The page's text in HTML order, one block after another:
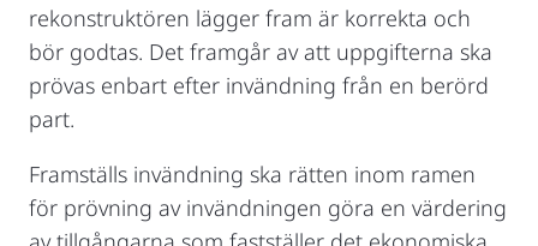
rekonstruktören lägger fram är korrekta och
bör godtas. Det framgår av att uppgifterna ska
prövas enbart efter invändning från en berörd
part.
Framställs invändning ska rätten inom ramen
för prövning av invändningen göra en värdering